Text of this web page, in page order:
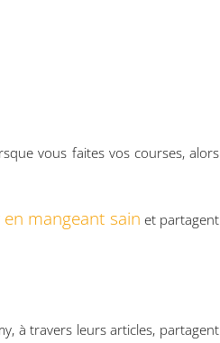
vous faites vos courses, alors
mangeant sain et partagent
à travers leurs articles, partagent